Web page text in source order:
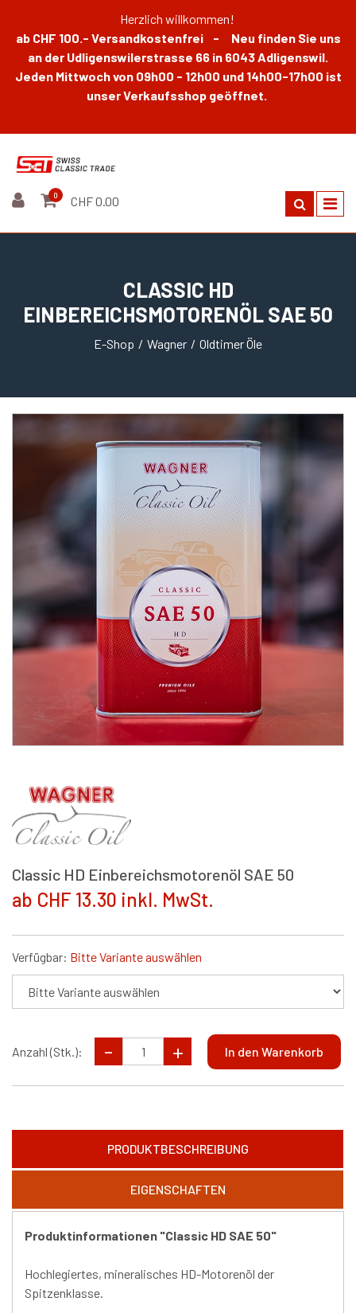
Herzlich willkommen!
ab CHF 100.- Versandkostenfrei - Neu finden Sie uns
an der Udligenswilerstrasse 66 in 6043 Adligenswil.
Jeden Mittwoch von 09h00 - 12h00 und 14h00-17h00 ist
unser Verkaufsshop geöffnet.
0 CHF 0.00
CLASSIC HD
EINBEREICHSMOTORENÖL SAE 50
E-Shop Wagner Oldtimer Öle
Classic HD Einbereichsmotorenöl SAE 50
ab CHF 13.30 inkl. MwSt.
Verfügbar: Bitte Variante auswählen
Anzahl (Stk.):
PRODUKTBESCHREIBUNG
EIGENSCHAFTEN
Produktinformationen "Classic HD SAE 50"
Hochlegiertes, mineralisches HD-Motorenöl der
Spitzenklasse.